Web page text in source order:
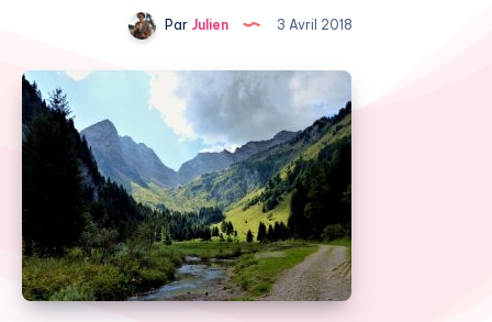
Par Julien 3 Avril 2018